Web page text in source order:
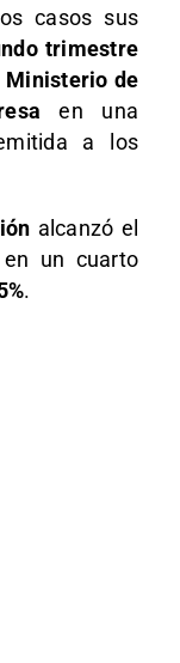
casos sus
trimestre
Ministerio de
en una
a los
alcanzó el
en un cuarto
.